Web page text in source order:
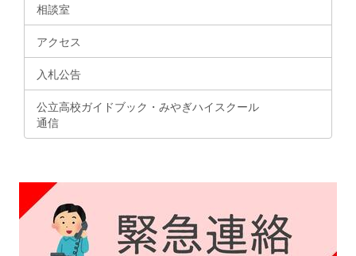
相談室
アクセス
入札公告
公立高校ガイドブック・みやぎハイスクール
通信